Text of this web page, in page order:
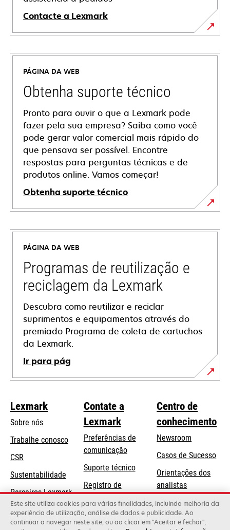
Contacte a Lexmark
PÁGINA DA WEB
Obtenha suporte técnico
Pronto para ouvir o que a Lexmark pode
fazer pela sua empresa? Saiba como você
pode gerar valor comercial mais rápido do
que pensava ser possível. Encontre
respostas para perguntas técnicas e de
produtos online. Vamos começar!
Obtenha suporte técnico
abre
em
nova
guia
PÁGINA DA WEB
Programas de reutilização e
reciclagem da Lexmark
Descubra como reutilizar e reciclar
suprimentos e equipamentos através do
premiado Programa de coleta de cartuchos
da Lexmark.
Ir para pág
Lexmark
Sobre nós
Trabalhe conosco
CSR
Sustentabilidade
Parceiros Lexmark
Contate a
Lexmark
Preferências de
comunicação
Suporte técnicoabre
uma
nova
guia
Registro de
produtos
Onde comprar
Centro de
conhecimento
Newsroom
Casos de Sucesso
Orientações dos
analistas
Blog Lexmark
Este site utiliza cookies para várias finalidades, incluindo melhoria da
experiência de utilização, análise de dados e publicidade. Ao
continuar a navegar neste site, ou ao clicar em "Aceitar e fechar",